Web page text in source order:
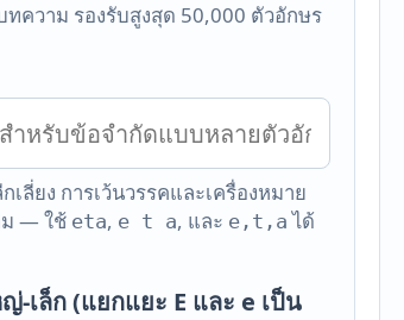
ความ รองรับสูงสุด 50,000 ตัวอักษร
ลี่ยง การเว้นวรรคและเครื่องหมาย
ม — ใช้ eta, e t a, และ e,t,a ได้
-เล็ก (แยกแยะ E และ e เป็น